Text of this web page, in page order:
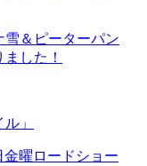
＆ピーターパン
した！
」
曜ロードショー